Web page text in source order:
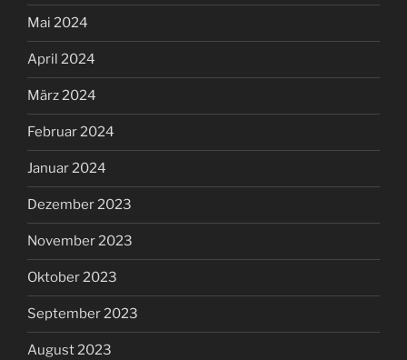
Mai 2024
April 2024
März 2024
Februar 2024
Januar 2024
Dezember 2023
November 2023
Oktober 2023
September 2023
August 2023